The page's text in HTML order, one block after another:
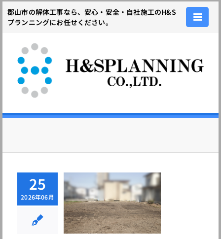
Skip
to
郡山市の解体工事なら、安心・安全・自社施工のH&S
プランニングにお任せください。
25
2026年06月
会津若松
造住宅２
解体工事